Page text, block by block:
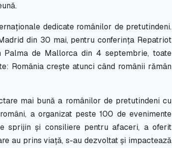
dedicate românilor de pretutindeni.
din 30 mai, pentru conferința Repatriot
de Mallorca din 4 septembrie, toate
România crește atunci când românii rămân
mai bună a românilor de pretutindeni cu
a organizat peste 100 de evenimente
sprijin și consiliere pentru afaceri, a oferit
au prins viață, s-au dezvoltat și impactează